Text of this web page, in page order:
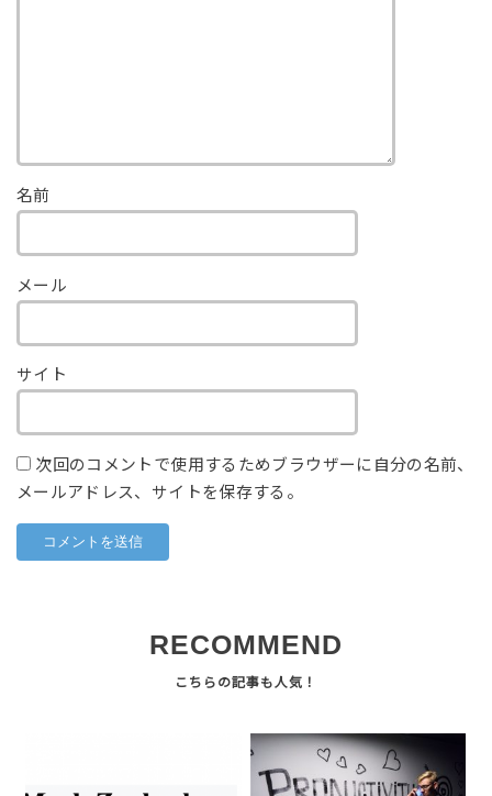
名前
メール
サイト
次回のコメントで使用するためブラウザーに自分の名前、
メールアドレス、サイトを保存する。
RECOMMEND